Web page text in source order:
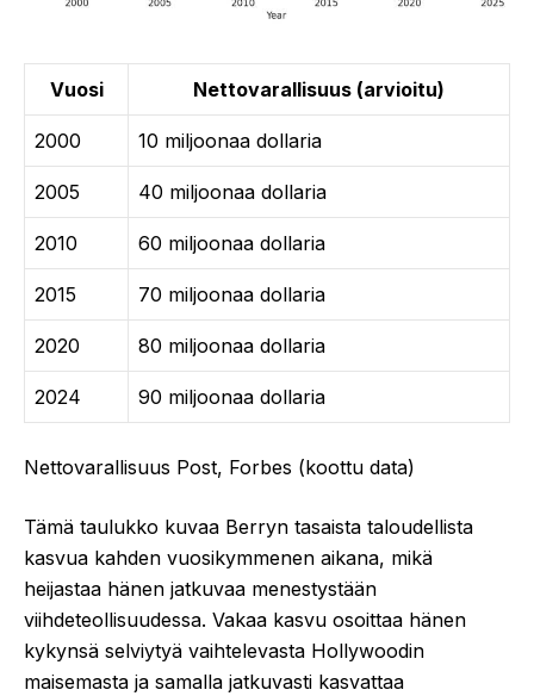
Vuosi Nettovarallisuus (arvioitu)
2000 10 miljoonaa dollaria
2005 40 miljoonaa dollaria
2010 60 miljoonaa dollaria
2015 70 miljoonaa dollaria
2020 80 miljoonaa dollaria
2024 90 miljoonaa dollaria
Nettovarallisuus Post, Forbes (koottu data)
Tämä taulukko kuvaa Berryn tasaista taloudellista
kasvua kahden vuosikymmenen aikana, mikä
heijastaa hänen jatkuvaa menestystään
viihdeteollisuudessa. Vakaa kasvu osoittaa hänen
kykynsä selviytyä vaihtelevasta Hollywoodin
maisemasta ja samalla jatkuvasti kasvattaa